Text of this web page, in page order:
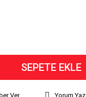
SEPETE EKLE
Ver Yorum Yaz